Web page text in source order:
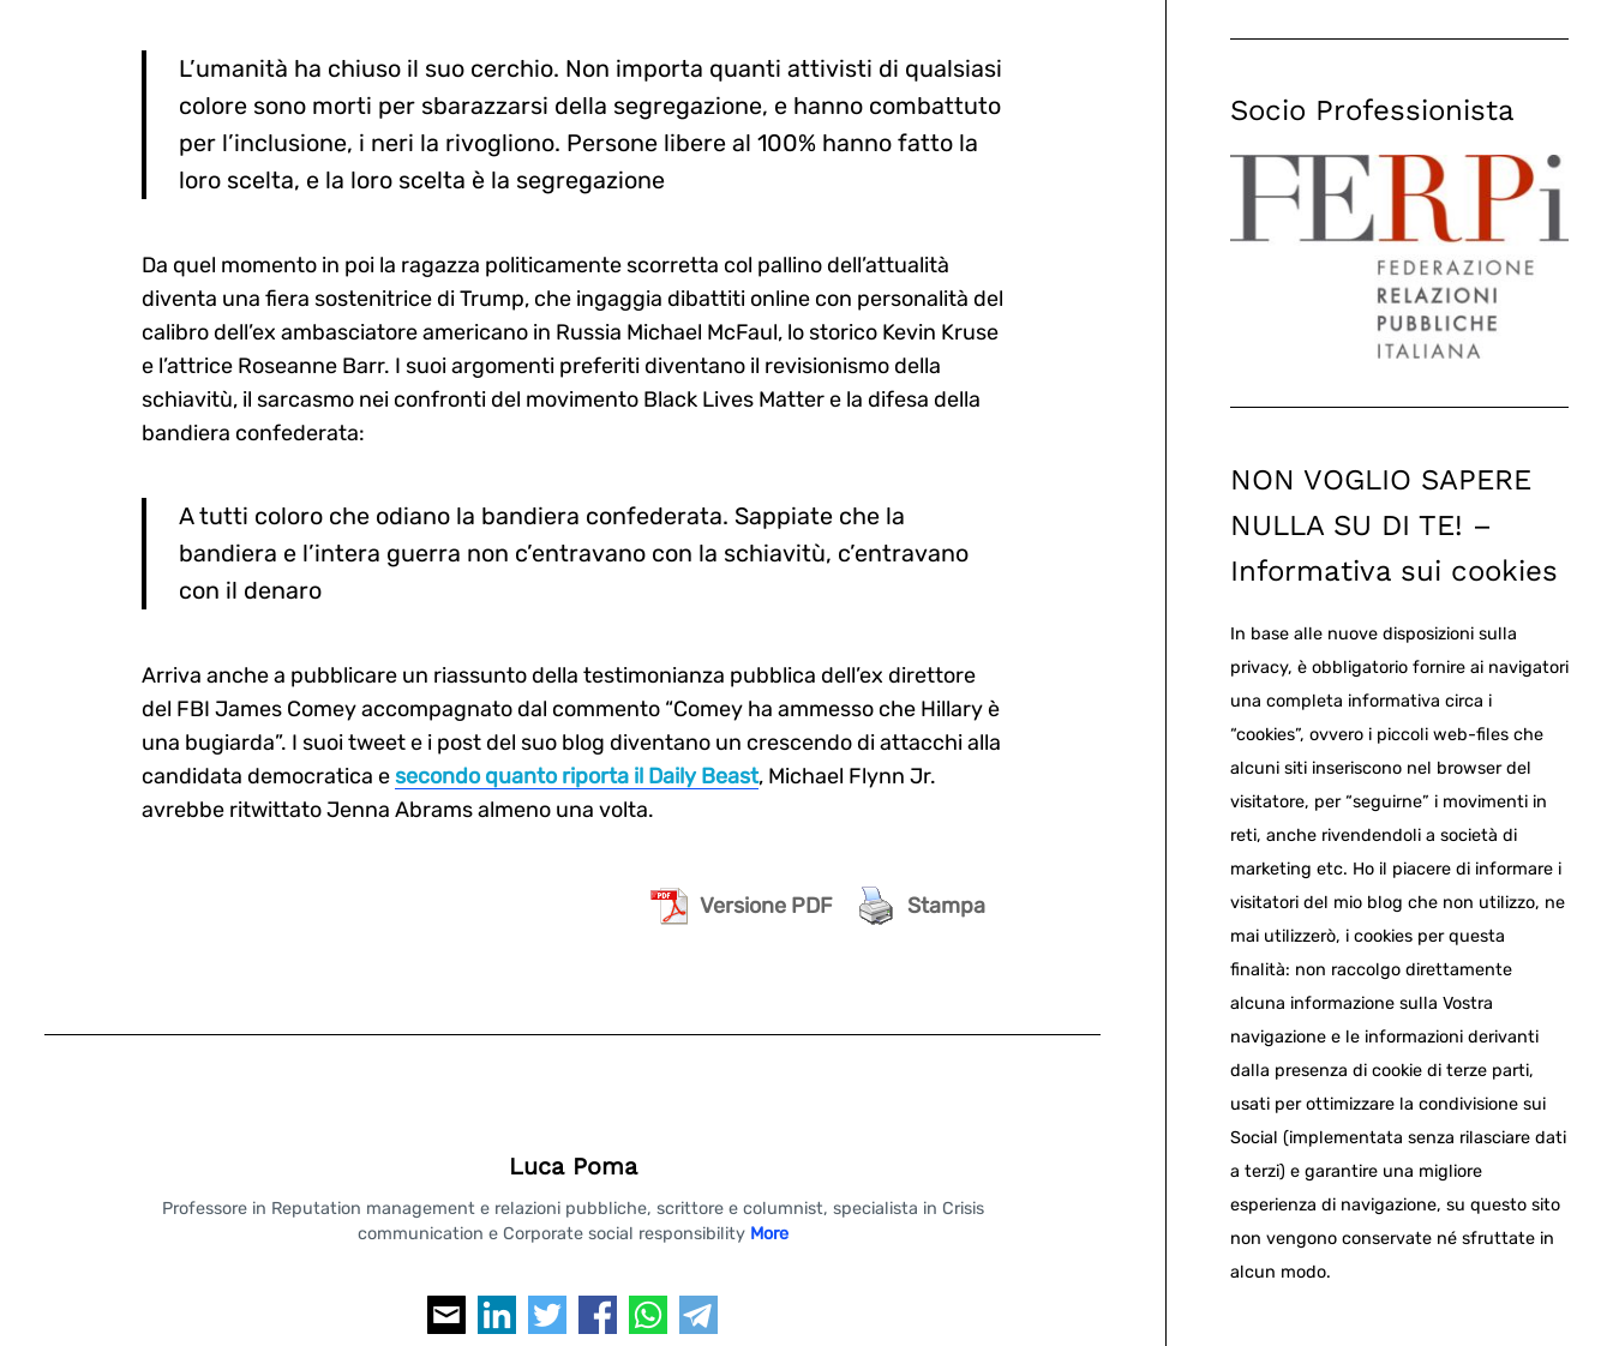
L’umanità ha chiuso il suo cerchio. Non importa quanti attivisti di qualsiasi
colore sono morti per sbarazzarsi della segregazione, e hanno combattuto
per l’inclusione, i neri la rivogliono. Persone libere al 100% hanno fatto la
loro scelta, e la loro scelta è la segregazione
Da quel momento in poi la ragazza politicamente scorretta col pallino dell’attualità
diventa una fiera sostenitrice di Trump, che ingaggia dibattiti online con personalità del
calibro dell’ex ambasciatore americano in Russia Michael McFaul, lo storico Kevin Kruse
e l’attrice Roseanne Barr. I suoi argomenti preferiti diventano il revisionismo della
schiavitù, il sarcasmo nei confronti del movimento Black Lives Matter e la difesa della
bandiera confederata:
A tutti coloro che odiano la bandiera confederata. Sappiate che la
bandiera e l’intera guerra non c’entravano con la schiavitù, c’entravano
con il denaro
Arriva anche a pubblicare un riassunto della testimonianza pubblica dell’ex direttore
del FBI James Comey accompagnato dal commento “Comey ha ammesso che Hillary è
una bugiarda”. I suoi tweet e i post del suo blog diventano un crescendo di attacchi alla
candidata democratica esecondo quanto riporta il Daily Beast, Michael Flynn Jr.
avrebbe ritwittato Jenna Abrams almeno una volta.
Versione PDF Stampa
Luca Poma
Professore in Reputation management e relazioni pubbliche, scrittore e columnist, specialista in Crisis
communication e Corporate social responsibility More
Socio Professionista
NON VOGLIO SAPERE
NULLA SU DI TE! –
Informativa sui cookies
In base alle nuove disposizioni sulla
privacy, è obbligatorio fornire ai navigatori
una completa informativa circa i
“cookies”, ovvero i piccoli web-files che
alcuni siti inseriscono nel browser del
visitatore, per “seguirne” i movimenti in
reti, anche rivendendoli a società di
marketing etc. Ho il piacere di informare i
visitatori del mio blog che non utilizzo, ne
mai utilizzerò, i cookies per questa
finalità: non raccolgo direttamente
alcuna informazione sulla Vostra
navigazione e le informazioni derivanti
dalla presenza di cookie di terze parti,
usati per ottimizzare la condivisione sui
Social (implementata senza rilasciare dati
a terzi) e garantire una migliore
esperienza di navigazione, su questo sito
non vengono conservate né sfruttate in
alcun modo.